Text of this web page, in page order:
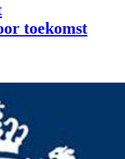
toekomst